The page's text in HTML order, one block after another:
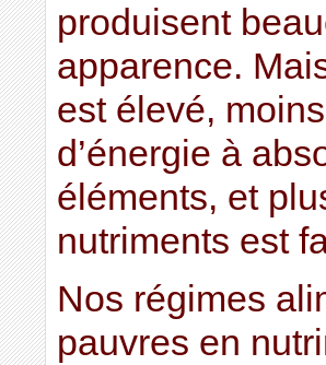
produisent
apparence.
est élevé,
d’énergie à
éléments, et
nutriments est
Nos régimes
pauvres en